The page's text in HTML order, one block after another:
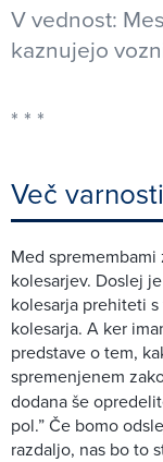
V vednost:
kaznujejo
Več
Med
kolesarjev. Doslej
kolesarja prehiteti
kolesarja. A ker
predstave o tem,
spremenjenem
dodana še
pol.” Če bomo
razdaljo, nas bo to